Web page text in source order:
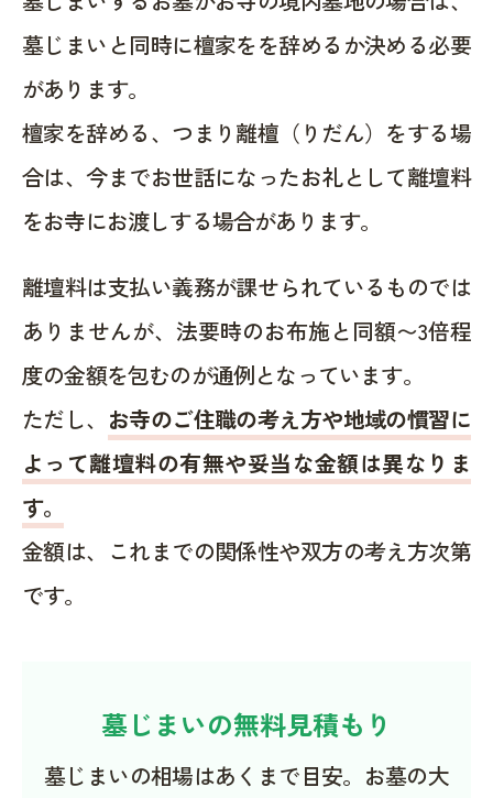
墓じまいと同時に檀家をを辞めるか決める必要
があります。
檀家を辞める、つまり離檀（りだん）をする場
合は、今までお世話になったお礼として離壇料
をお寺にお渡しする場合があります。
離壇料は支払い義務が課せられているものでは
ありませんが、法要時のお布施と同額〜3倍程
度の金額を包むのが通例となっています。
ただし、 お寺のご住職の考え方や地域の慣習に
よって離壇料の有無や妥当な金額は異なりま
す。
金額は、これまでの関係性や双方の考え方次第
です。
墓じまいの無料見積もり
墓じまいの相場はあくまで目安。お墓の大